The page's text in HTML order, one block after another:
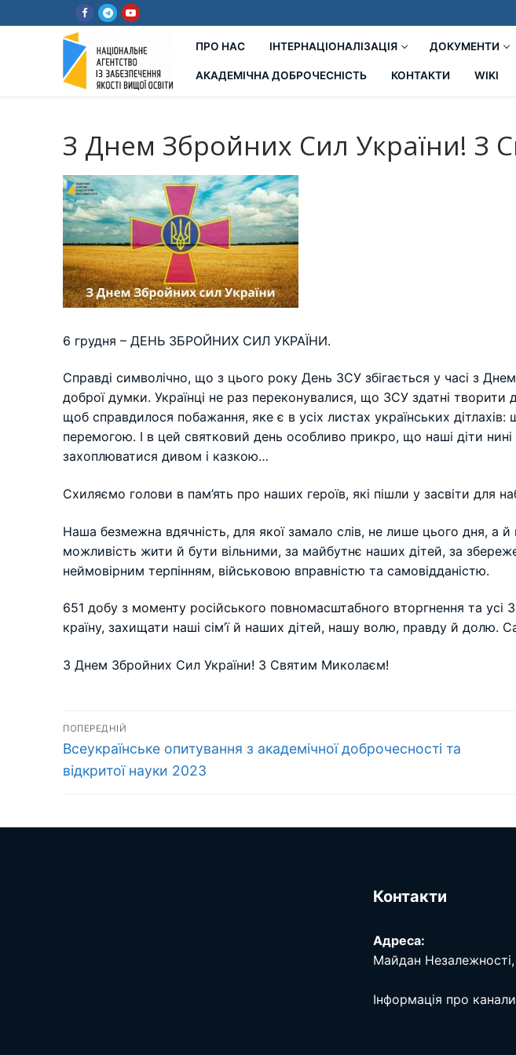
до
ПРО НАС ІНТЕРНАЦІОНАЛІЗАЦІЯ ДОКУМЕНТИ
АКАДЕМІЧНА ДОБРОЧЕСНІСТЬ КОНТАКТИ WIKI
З Днем Збройних Сил України! З
6 грудня – ДЕНЬ ЗБРОЙНИХ СИЛ УКРАЇНИ.
Справді символічно, що з цього року День ЗСУ збігається у часі з
доброї думки. Українці не раз переконувалися, що ЗСУ здатні
щоб справдилося побажання, яке є в усіх листах українських
перемогою. І в цей святковий день особливо прикро, що наші діти
захоплюватися дивом і казкою…
Схиляємо голови в пам’ять про наших героїв, які пішли у засвіти для
Наша безмежна вдячність, для якої замало слів, не лише цього дня,
можливість жити й бути вільними, за майбутнє наших дітей, за
неймовірним терпінням, військовою вправністю та самовідданістю.
651 добу з моменту російського повномасштабного вторгнення та
країну, захищати наші сім’ї й наших дітей, нашу волю, правду й
З Днем Збройних Сил України! З Святим Миколаєм!
Навігація
записів
ПОПЕРЕДНІЙ
Попередній
запис:
Всеукраїнське опитування з академічної доброчесності та
відкритої науки 2023
Контакти
Адреса:
Майдан Незалежності,
Інформація про